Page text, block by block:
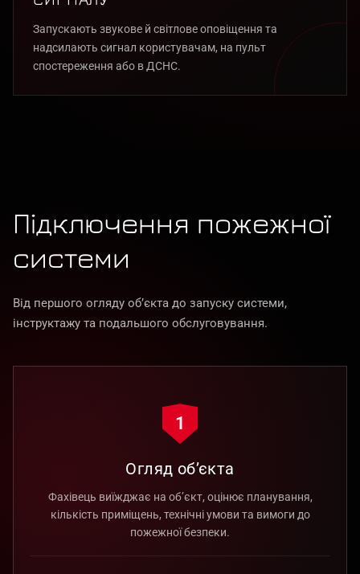
Запускають звукове й світлове оповіщення та
надсилають сигнал користувачам, на пульт
спостереження або в ДСНС.
Підключення пожежної
системи
Від першого огляду об’єкта до запуску системи,
інструктажу та подальшого обслуговування.
1
Огляд об’єкта
Фахівець виїжджає на об’єкт, оцінює планування,
кількість приміщень, технічні умови та вимоги до
пожежної безпеки.